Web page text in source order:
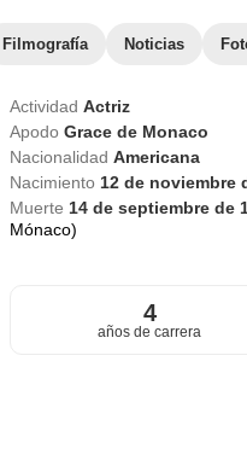
Filmografía Noticias
Actividad Actriz
Apodo Grace de Monaco
Nacionalidad Americana
Nacimiento 12 de noviembre
Muerte 14 de septiembre de
Mónaco)
4
años de carrera